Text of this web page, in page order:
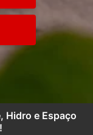
Hidro e Espaço